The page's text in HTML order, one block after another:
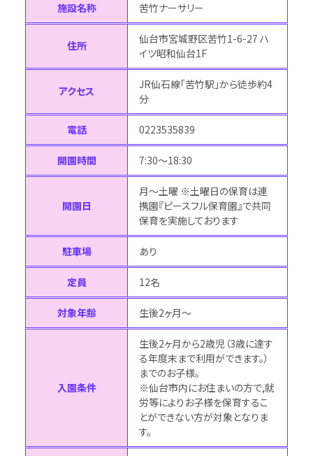
施設名称 苦竹ナーサリー
住所
仙台市宮城野区苦竹1-6-27 ハ
イツ昭和仙台1F
アクセス
JR仙石線「苦竹駅」から徒歩約4
分
電話 0223535839
開園時間 7:30～18:30
開園日
月〜土曜 ※土曜日の保育は連
携園『ピースフル保育園』で共同
保育を実施しております
駐車場 あり
定員 12名
対象年齢 生後2ヶ月～
入園条件
生後2ヶ月から2歳児（3歳に達す
る年度末まで利用ができます。）
までのお子様。
※仙台市内にお住まいの方で,就
労等によりお子様を保育するこ
とができない方が対象となりま
す。